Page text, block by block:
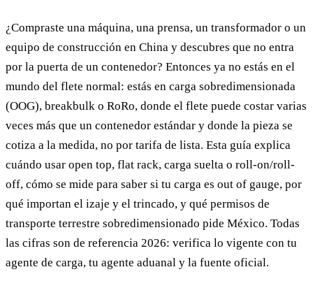
¿Compraste una máquina, una prensa, un transformador o un
equipo de construcción en China y descubres que no entra
por la puerta de un contenedor? Entonces ya no estás en el
mundo del flete normal: estás en carga sobredimensionada
(OOG), breakbulk o RoRo, donde el flete puede costar varias
veces más que un contenedor estándar y donde la pieza se
cotiza a la medida, no por tarifa de lista. Esta guía explica
cuándo usar open top, flat rack, carga suelta o roll-on/roll-
off, cómo se mide para saber si tu carga es out of gauge, por
qué importan el izaje y el trincado, y qué permisos de
transporte terrestre sobredimensionado pide México. Todas
las cifras son de referencia 2026: verifica lo vigente con tu
agente de carga, tu agente aduanal y la fuente oficial.